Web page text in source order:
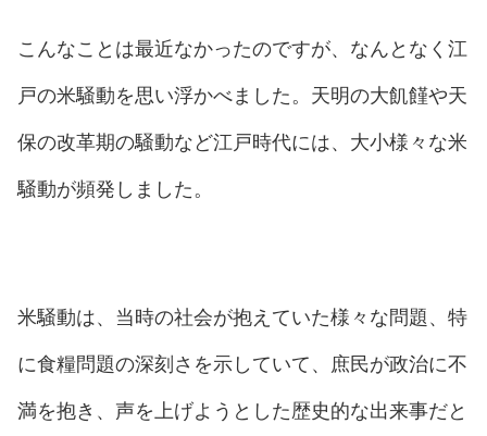
こんなことは最近なかったのですが、なんとなく江
戸の米騒動を思い浮かべました。天明の大飢饉や天
保の改革期の騒動など江戸時代には、大小様々な米
騒動が頻発しました。
米騒動は、当時の社会が抱えていた様々な問題、特
に食糧問題の深刻さを示していて、庶民が政治に不
満を抱き、声を上げようとした歴史的な出来事だと